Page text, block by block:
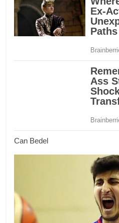
Can Bedel